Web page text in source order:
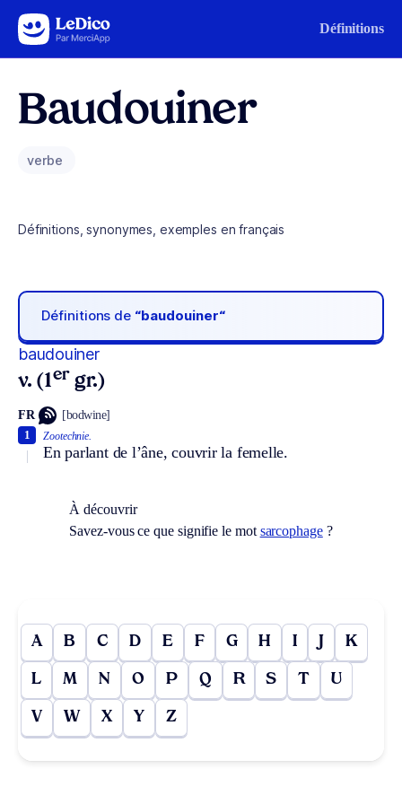
Aller au contenu Définitions
Baudouiner
verbe
Définitions, synonymes, exemples en français
Définitions de “baudouiner“
baudouiner
v. (1er gr.)
FR [bodwine]
Zootechnie.
En parlant de l’âne, couvrir la femelle.
1
À découvrir
Savez-vous ce que signifie le mot sarcophage?
A B C D E F G H I J K
L M N O P Q R S T U
V W X Y Z